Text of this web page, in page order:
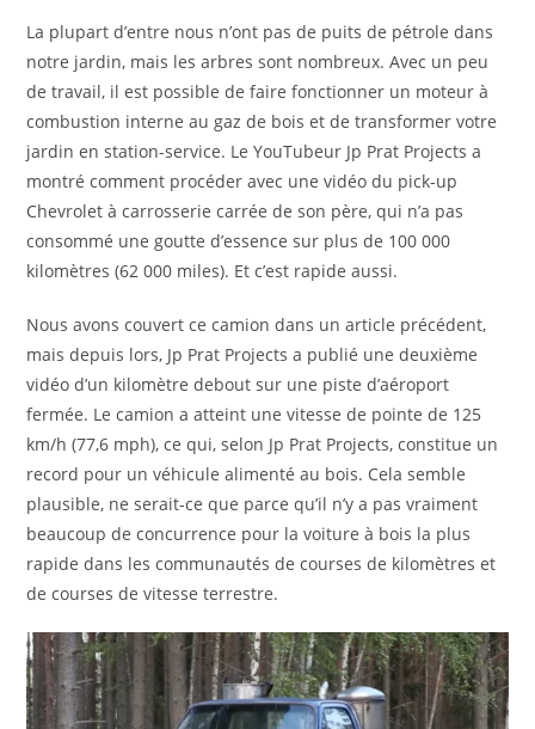
La plupart d’entre nous n’ont pas de puits de pétrole dans
notre jardin, mais les arbres sont nombreux. Avec un peu
de travail, il est possible de faire fonctionner un moteur à
combustion interne au gaz de bois et de transformer votre
jardin en station-service. Le YouTubeur Jp Prat Projects a
montré comment procéder avec une vidéo du pick-up
Chevrolet à carrosserie carrée de son père, qui n’a pas
consommé une goutte d’essence sur plus de 100 000
kilomètres (62 000 miles). Et c’est rapide aussi.
Nous avons couvert ce camion dans un article précédent,
mais depuis lors, Jp Prat Projects a publié une deuxième
vidéo d’un kilomètre debout sur une piste d’aéroport
fermée. Le camion a atteint une vitesse de pointe de 125
km/h (77,6 mph), ce qui, selon Jp Prat Projects, constitue un
record pour un véhicule alimenté au bois. Cela semble
plausible, ne serait-ce que parce qu’il n’y a pas vraiment
beaucoup de concurrence pour la voiture à bois la plus
rapide dans les communautés de courses de kilomètres et
de courses de vitesse terrestre.